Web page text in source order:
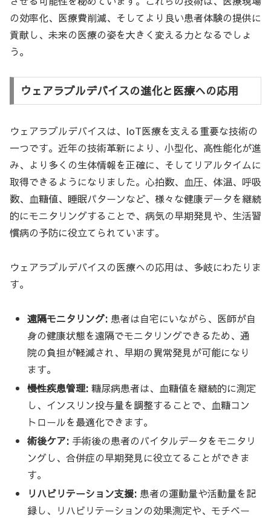
の効率化、医療費削減、そしてより良い患者体験の提供に
貢献し、未来の医療の姿を大きく変える力となるでしょ
う。
ウェアラブルデバイスの進化と医療への応用
ウェアラブルデバイスは、IoT医療を支える重要な技術の
一つです。近年の技術革新により、小型化、高性能化が進
み、より多くの生体情報を正確に、そしてリアルタイムに
取得できるようになりました。心拍数、血圧、体温、呼吸
数、血糖値、睡眠パターンなど、様々な健康データを継続
的にモニタリングすることで、病気の早期発見や、生活習
慣病の予防に役立てられています。
ウェアラブルデバイスの医療への応用は、多岐にわたりま
す。
遠隔モニタリング: 患者は自宅にいながら、医師が自
身の健康状態を遠隔でモニタリングできるため、通
院の負担が軽減され、早期の異常発見が可能になり
ます。
慢性疾患管理: 糖尿病患者は、血糖値を継続的に測定
し、インスリン投与量を調整することで、血糖コン
トロールを最適化できます。
術後ケア: 手術後の患者のバイタルデータをモニタリ
ングし、合併症の早期発見に役立てることができま
す。
リハビリテーション支援: 患者の運動量や活動量を記
録し、リハビリテーションの効果測定や、モチベー